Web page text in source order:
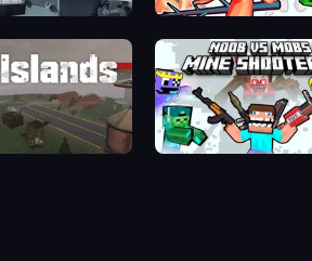
Funny Shooter 2
Mine Shooter 2: Noob